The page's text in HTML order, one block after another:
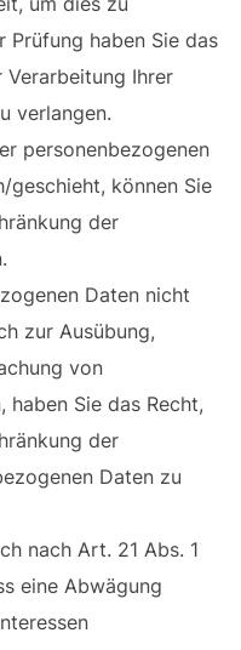
Prüfung haben Sie das
Verarbeitung Ihrer
verlangen.
personenbezogenen
geschieht, können Sie
der
Daten nicht
zur Ausübung,
von
haben Sie das Recht,
der
Daten zu
nach Art. 21 Abs. 1
eine Abwägung